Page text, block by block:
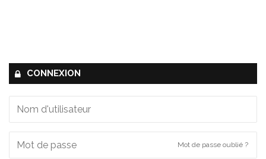
CONNEXION
Mot de passe oublié ?